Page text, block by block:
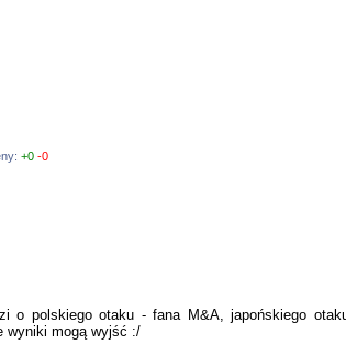
+0 -0
polskiego otaku - fana M&A, japońskiego
wyniki mogą wyjść :/